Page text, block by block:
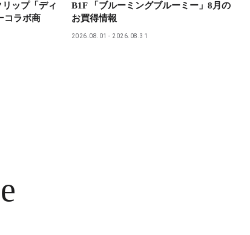
ップ「ディ
コラボ商
B1F 「ブルーミングブルーミー」8月の
お買得情報
2026.08.01 2026.08.31